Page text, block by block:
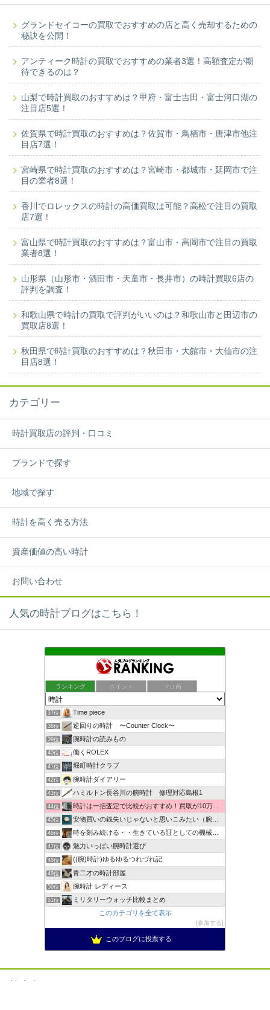
グランドセイコーの買取でおすすめの店と高く売却するための
秘訣を公開！
アンティーク時計の買取でおすすめの業者3選！高額査定が期
待できるのは？
山梨で時計買取のおすすめは？甲府・富士吉田・富士河口湖の
注目店5選！
佐賀県で時計買取のおすすめは？佐賀市・鳥栖市・唐津市他注
目店7選！
宮崎県で時計買取のおすすめは？宮崎市・都城市・延岡市で注
目の業者8選！
香川でロレックスの時計の高価買取は可能？高松で注目の買取
店7選！
富山県で時計買取のおすすめは？富山市・高岡市で注目の買取
業者8選！
山形県（山形市・酒田市・天童市・長井市）の時計買取6店の
評判を調査！
和歌山県で時計の買取で評判がいいのは？和歌山市と田辺市の
買取店8選！
秋田県で時計買取のおすすめは？秋田市・大館市・大仙市の注
目店8選！
カテゴリー
時計買取店の評判・口コミ
ブランドで探す
地域で探す
時計を高く売る方法
資産価値の高い時計
お問い合わせ
人気の時計ブログはこちら！
ランキング ポイント ブロ画
37位 Time piece
38位 逆回りの時計 〜Counter Clock〜
39位 腕時計の読みもの
40位 働くROLEX
41位 堀町時計クラブ
42位 腕時計ダイアリー
43位 ハミルトン長谷川の腕時計 修理対応島根1
44位 時計は一括査定で比較がおすすめ！買取が10万以上違うことも！
45位 安物買いの銭失いじゃないと思いこみたい（腕時計編）
46位 時を刻み続ける・・生きている証としての機械式時計
47位 魅力いっぱい腕時計選び
48位 ((腕)時計)ゆるゆるつれづれ記
49位 青二才の時計部屋
50位 腕時計 レディース
51位
ミリタリーウォッチ比較まとめ
このカテゴリを全て表示
参加する
このブログに投票する